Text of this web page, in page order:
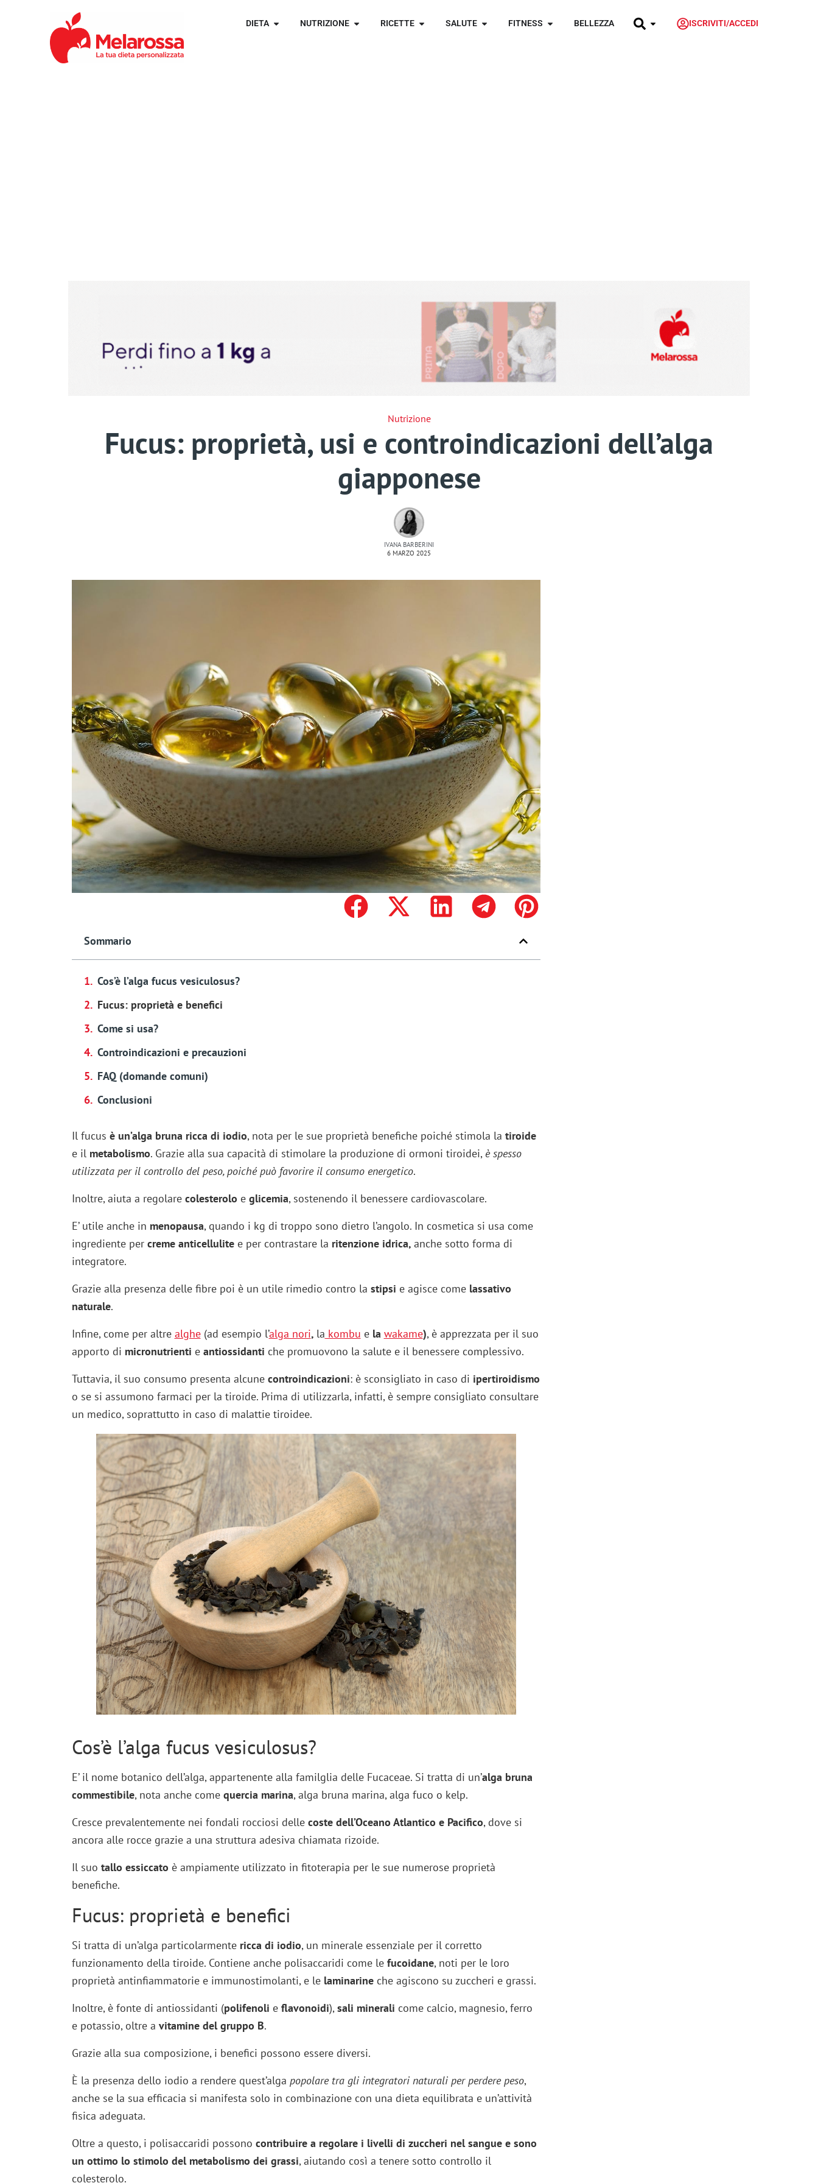
DIETA NUTRIZIONE RICETTE SALUTE FITNESS BELLEZZA ISCRIVITI/ACCEDI
Nutrizione
Fucus: proprietà, usi e controindicazioni dell’alga
giapponese
IVANA BARBERINI
6 MARZO 2025
Sommario
Cos’è l’alga fucus vesiculosus?
Fucus: proprietà e benefici
Come si usa?
Controindicazioni e precauzioni
FAQ (domande comuni)
Conclusioni
Il fucus è un’alga bruna ricca di iodio, nota per le sue proprietà benefiche poiché stimola la tiroide
e il metabolismo. Grazie alla sua capacità di stimolare la produzione di ormoni tiroidei, è spesso
utilizzata per il controllo del peso, poiché può favorire il consumo energetico.
Inoltre, aiuta a regolare colesterolo e glicemia, sostenendo il benessere cardiovascolare.
E’ utile anche in menopausa, quando i kg di troppo sono dietro l’angolo. In cosmetica si usa come
ingrediente per creme anticellulitee per contrastare la ritenzione idrica, anche sotto forma di
integratore.
Grazie alla presenza delle fibre poi è un utile rimedio contro la stipsi e agisce come lassativo
naturale.
Infine, come per altre alghe(ad esempio l’alga nori, la kombu e la wakame), è apprezzata per il suo
apporto di micronutrienti e antiossidanti che promuovono la salute e il benessere complessivo.
Tuttavia, il suo consumo presenta alcune controindicazioni: è sconsigliato in caso di ipertiroidismo
o se si assumono farmaci per la tiroide. Prima di utilizzarla, infatti, è sempre consigliato consultare
un medico, soprattutto in caso di malattie tiroidee.
Cos’è l’alga fucus vesiculosus?
E’ il nome botanico dell’alga, appartenente alla familglia delle Fucaceae. Si tratta di un’alga bruna
commestibile, nota anche come quercia marina, alga bruna marina, alga fuco o kelp.
Cresce prevalentemente nei fondali rocciosi delle coste dell’Oceano Atlantico e Pacifico, dove si
ancora alle rocce grazie a una struttura adesiva chiamata rizoide.
Il suo tallo essiccato è ampiamente utilizzato in fitoterapia per le sue numerose proprietà
benefiche.
Fucus: proprietà e benefici
Si tratta di un’alga particolarmente ricca di iodio, un minerale essenziale per il corretto
funzionamento della tiroide. Contiene anche polisaccaridi come le fucoidane, noti per le loro
proprietà antinfiammatorie e immunostimolanti, e le laminarineche agiscono su zuccheri e grassi.
Inoltre, è fonte di antiossidanti (polifenoli e flavonoidi), sali minerali come calcio, magnesio, ferro
e potassio, oltre a vitamine del gruppo B.
Grazie alla sua composizione, i benefici possono essere diversi.
È la presenza dello iodio a rendere quest’alga popolare tra gli integratori naturali per perdere peso,
anche se la sua efficacia si manifesta solo in combinazione con una dieta equilibrata e un’attività
fisica adeguata.
Oltre a questo, i polisaccaridi possono contribuire a regolare i livelli di zuccheri nel sangue e sono
un ottimo lo stimolo del metabolismo dei grassi, aiutando così a tenere sotto controllo il
colesterolo.